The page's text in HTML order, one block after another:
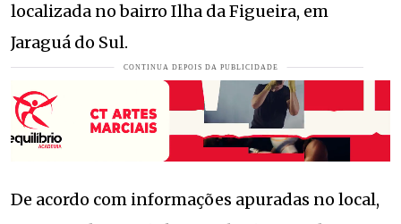
localizada no bairro Ilha da Figueira, em
Jaraguá do Sul.
De acordo com informações apuradas no local,